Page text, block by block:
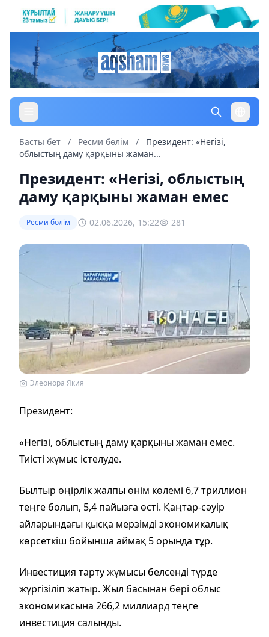
Басты бет / Ресми бөлім /
Президент: «Негізі,
облыстың даму қарқыны жаман...
Президент: «Негізі, облыстың
даму қарқыны жаман емес
Ресми бөлім 02.06.2026, 15:22 281
Элеонора Якия
Президент:
«Негізі, облыстың даму қарқыны жаман емес.
Тиісті жұмыс істелуде.
Былтыр өңірлік жалпы өнім көлемі 6,7 триллион
теңге болып, 5,4 пайызға өсті. Қаңтар-сәуір
айларындағы қысқа мерзімді экономикалық
көрсеткіш бойынша аймақ 5 орында тұр.
Инвестиция тарту жұмысы белсенді түрде
жүргізіліп жатыр. Жыл басынан бері облыс
экономикасына 266,2 миллиард теңге
инвестиция салынды.